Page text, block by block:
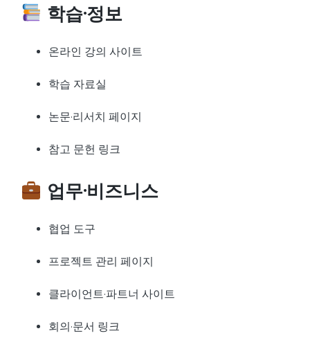
학습·정보
온라인 강의 사이트
학습 자료실
논문·리서치 페이지
참고 문헌 링크
업무·비즈니스
협업 도구
프로젝트 관리 페이지
클라이언트·파트너 사이트
회의·문서 링크